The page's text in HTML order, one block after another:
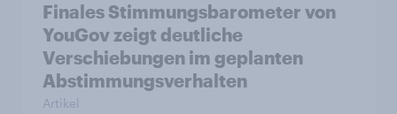
Finales Stimmungsbarometer von
YouGov zeigt deutliche
Verschiebungen im geplanten
Abstimmungsverhalten
Artikel